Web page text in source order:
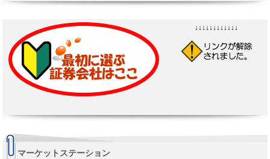
↓↓↓↓↓↓↓↓↓↓↓↓
マーケットステーション